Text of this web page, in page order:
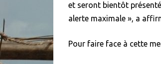
et seront bientôt
alerte maximale », a
Pour faire face à cette